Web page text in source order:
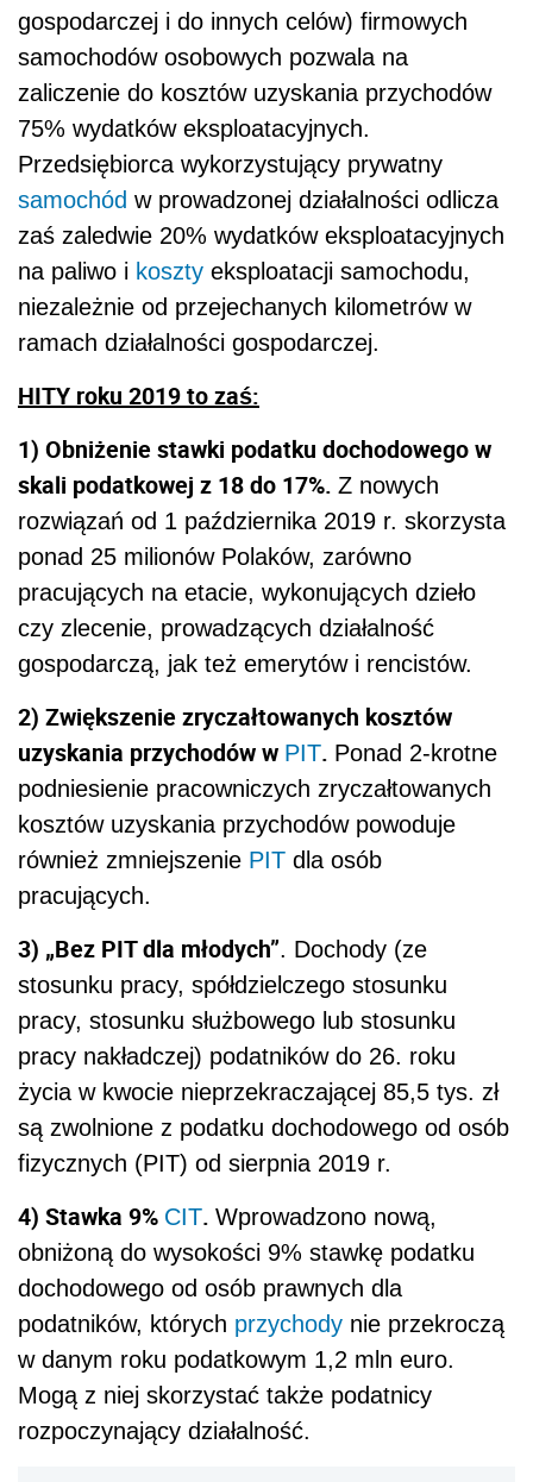
gospodarczej i do innych celów) firmowych
samochodów osobowych pozwala na
zaliczenie do kosztów uzyskania przychodów
75% wydatków eksploatacyjnych.
Przedsiębiorca wykorzystujący prywatny
samochód w prowadzonej działalności odlicza
zaś zaledwie 20% wydatków eksploatacyjnych
na paliwo i koszty eksploatacji samochodu,
niezależnie od przejechanych kilometrów w
ramach działalności gospodarczej.
HITY roku 2019 to zaś:
1) Obniżenie stawki podatku dochodowegow
skali podatkowej z 18 do 17%. Z nowych
rozwiązań od 1 października 2019 r. skorzysta
ponad 25 milionów Polaków, zarówno
pracujących na etacie, wykonujących dzieło
czy zlecenie, prowadzących działalność
gospodarczą, jak też emerytów i rencistów.
2) Zwiększenie zryczałtowanych kosztów
uzyskania przychodów w PIT. Ponad 2-krotne
podniesienie pracowniczych zryczałtowanych
kosztów uzyskania przychodów powoduje
również zmniejszenie PIT dla osób
pracujących.
3) „Bez PIT dla młodych”. Dochody (ze
stosunku pracy, spółdzielczego stosunku
pracy, stosunku służbowego lub stosunku
pracy nakładczej) podatników do 26. roku
życia w kwocie nieprzekraczającej 85,5 tys. zł
są zwolnione z podatku dochodowego od osób
fizycznych (PIT) od sierpnia 2019 r.
4) Stawka 9% CIT. Wprowadzono nową,
obniżoną do wysokości 9% stawkę podatku
dochodowego od osób prawnych dla
podatników, których przychody nie przekroczą
w danym roku podatkowym 1,2 mln euro.
Mogą z niej skorzystać także podatnicy
rozpoczynający działalność.